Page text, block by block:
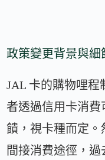
政策變更背景與細
JAL 卡的購物哩程
者透過信用卡消費
饋，視卡種而定
間接消費途徑，過